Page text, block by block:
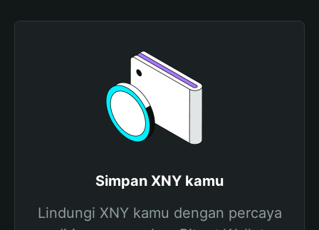
Simpan XNY kamu
Lindungi XNY kamu dengan percaya